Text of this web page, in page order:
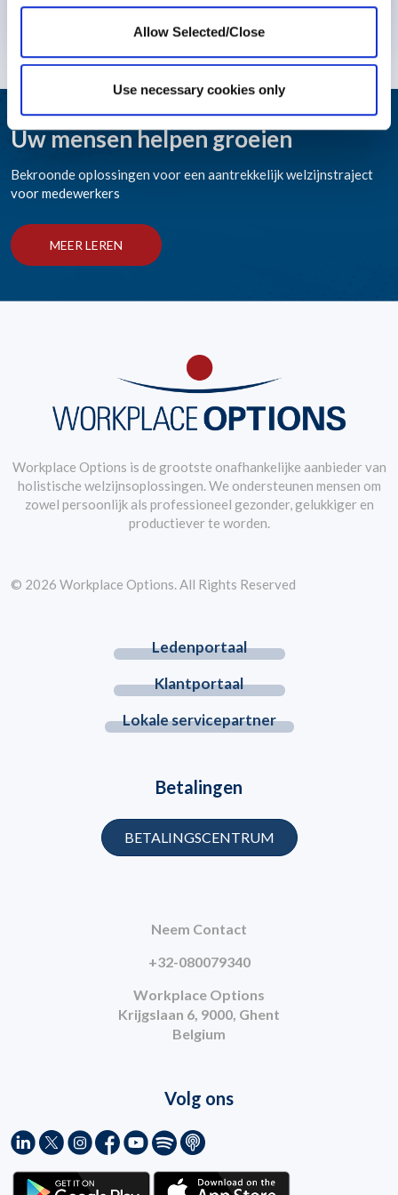
Allow Selected/Close
Use necessary cookies only
Uw mensen helpen groeien
Bekroonde oplossingen voor een aantrekkelijk welzijnstraject
voor medewerkers
MEER LEREN
Workplace Options is de grootste onafhankelijke aanbieder van
holistische welzijnsoplossingen. We ondersteunen mensen om
zowel persoonlijk als professioneel gezonder, gelukkiger en
productiever te worden.
Ledenportaal
Klantportaal
Lokale servicepartner
Neem Contact
+32-080079340
Workplace Options
Krijgslaan 6, 9000, Ghent
Belgium
Betalingen
BETALINGSCENTRUM
Volg ons
© 2026 Workplace Options. All Rights Reserved